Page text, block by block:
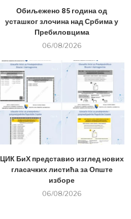
Обиљежено 85 година од
усташког злочина над Србима у
Пребиловцима
06/08/2026
ЦИК БиХ представио изглед нових
гласачких листића за Опште
изборе
06/08/2026